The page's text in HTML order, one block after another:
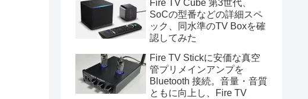
Fire TV Cube 第3世代、
SoCの型番などの詳細スペ
ック、同水準のTV Boxを確
認してみた
Fire TV Stickに安価な真空
管プリメインアンプを
Bluetooth 接続。音量・音質
ともに向上し、Fire TV